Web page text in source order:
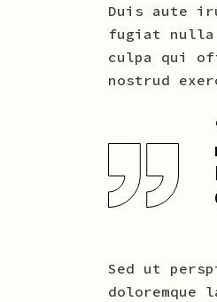
Duis aute
fugiat nulla
culpa qui
nostrud
Sed ut
doloremque